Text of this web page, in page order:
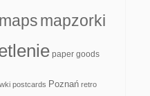
mapsmapzorki
paper goods
postcards Poznań retro